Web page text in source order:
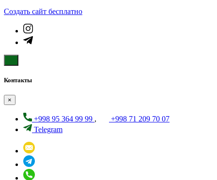
Создать cайт бесплатно
Контакты
×
+998 95 364 99 99 ,
+998 71 209 70 07
Telegram